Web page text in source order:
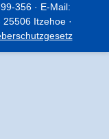
356 · E-Mail:
Itzehoe ·